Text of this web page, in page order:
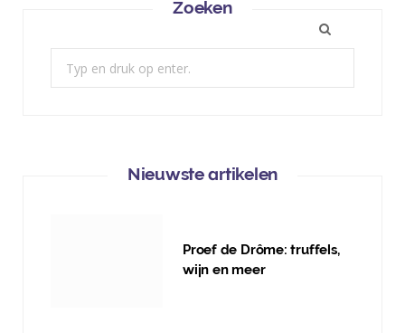
Zoeken
Nieuwste artikelen
Proef de Drôme: truffels,
wijn en meer